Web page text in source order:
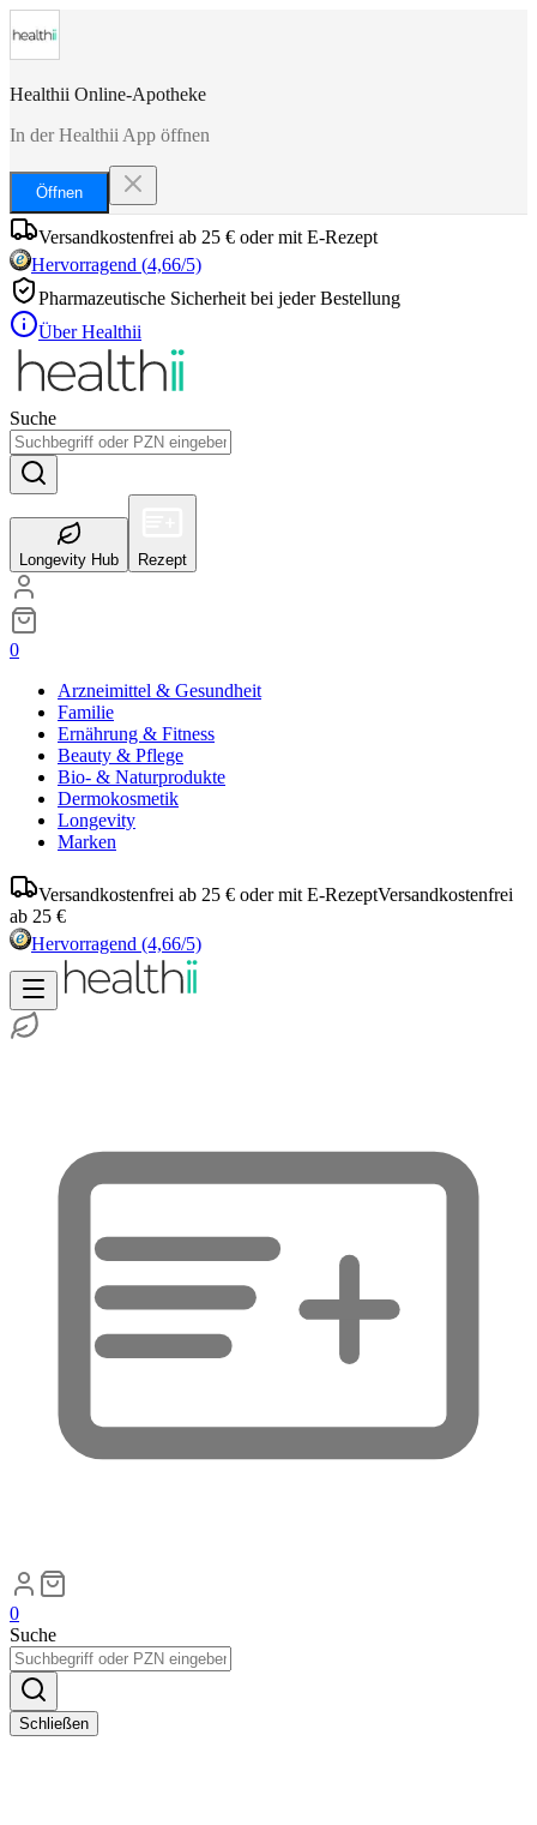
Healthii Online-Apotheke
In der Healthii App öffnen
Öffnen
Versandkostenfrei ab 25 € oder mit E-Rezept
Hervorragend (4,66/5)
Pharmazeutische Sicherheit bei jeder Bestellung
Über Healthii
Suche
Longevity Hub Rezept
0
Arzneimittel & Gesundheit
Familie
Ernährung & Fitness
Beauty & Pflege
Bio- & Naturprodukte
Dermokosmetik
Longevity
Marken
Versandkostenfrei ab 25 € oder mit E-RezeptVersandkostenfrei
ab 25 €
Hervorragend (4,66/5)
0
Suche
Schließen